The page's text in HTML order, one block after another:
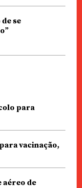
se
para
vacinação,
aéreo de